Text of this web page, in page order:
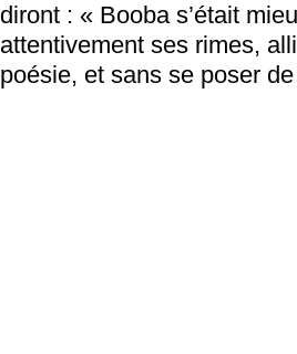
diront : « Booba s’était
attentivement ses rimes,
poésie, et sans se poser